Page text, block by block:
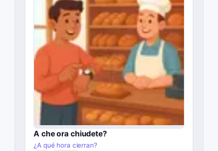
A che ora chiudete?
¿A qué hora cierran?